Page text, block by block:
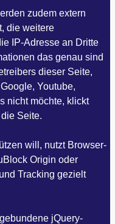
zudem extern
die weitere
IP-Adresse an Dritte
das genau sind
dieser Seite,
Youtube,
nicht möchte, klickt
Seite.
will, nutzt Browser-
Origin oder
Tracking gezielt
jQuery-